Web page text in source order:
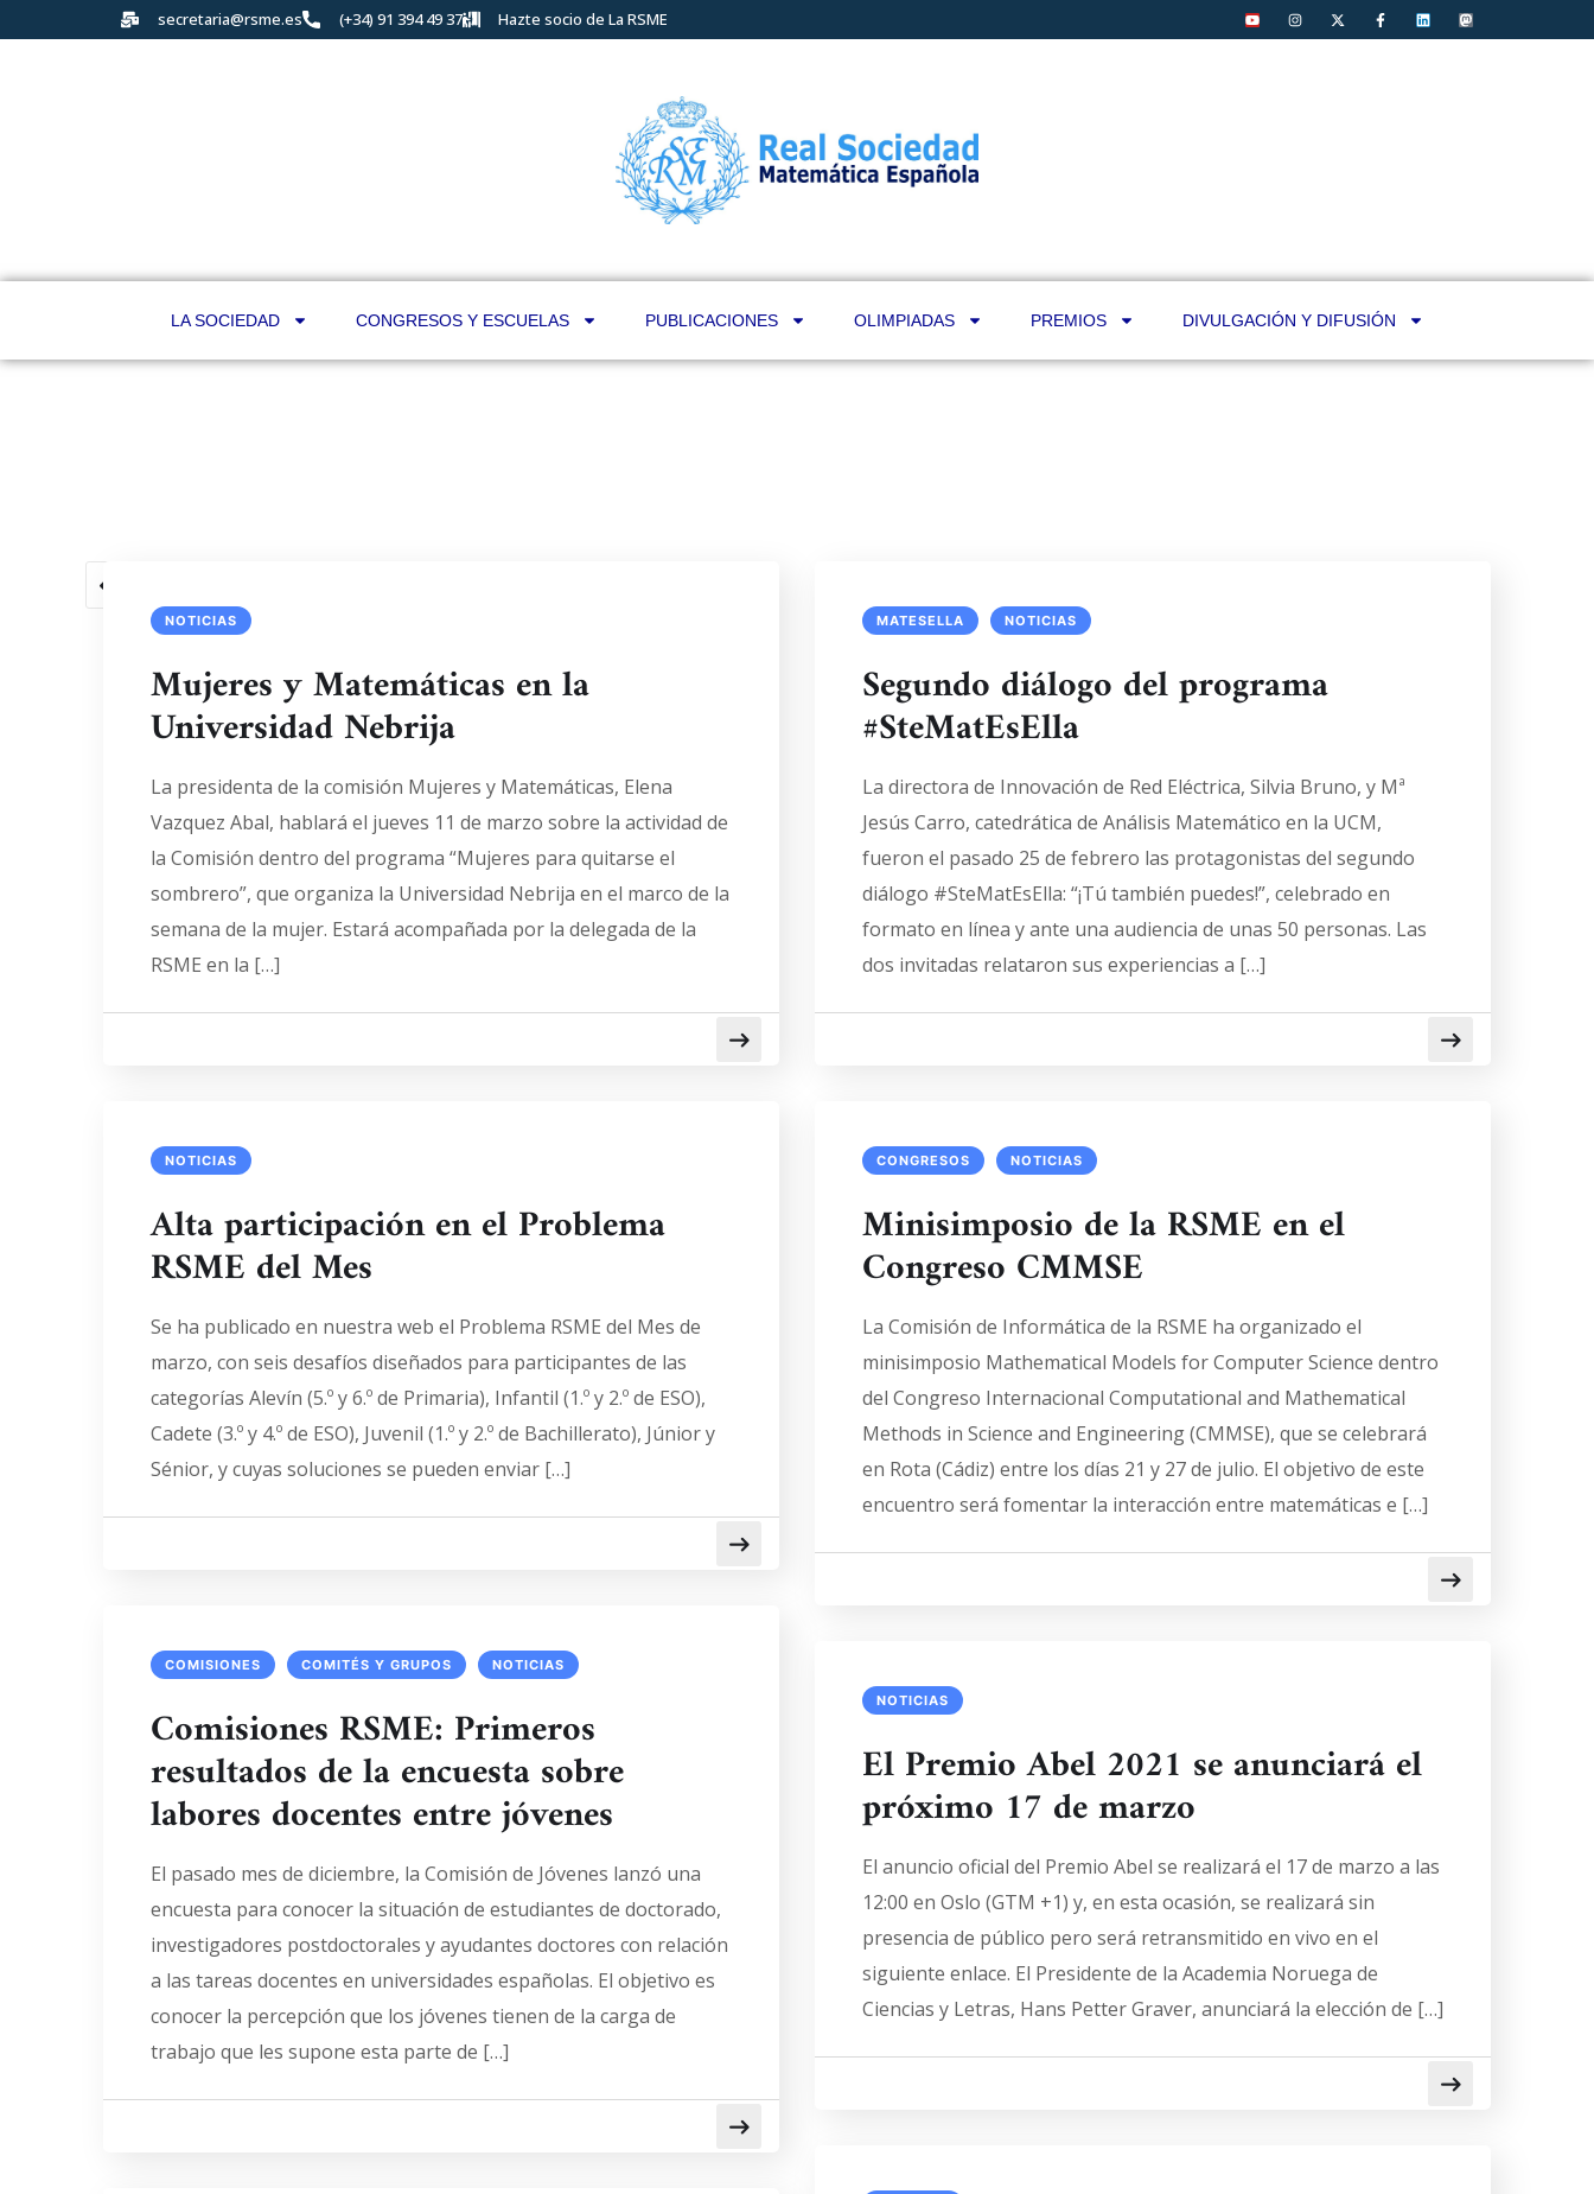
secretaria@rsme.es (+34) 91 394 49 37 Hazte socio de La RSME
LA SOCIEDAD CONGRESOS Y ESCUELAS PUBLICACIONES OLIMPIADAS PREMIOS DIVULGACIÓN Y DIFUSIÓN
NOTICIAS
Mujeres y Matemáticas en la
Universidad Nebrija
La presidenta de la comisión Mujeres y Matemáticas, Elena
Vazquez Abal, hablará el jueves 11 de marzo sobre la actividad de
la Comisión dentro del programa “Mujeres para quitarse el
sombrero”, que organiza la Universidad Nebrija en el marco de la
semana de la mujer. Estará acompañada por la delegada de la
RSME en la […]
MATESELLA NOTICIAS
Segundo diálogo del programa
#SteMatEsElla
La directora de Innovación de Red Eléctrica, Silvia Bruno, y Mª
Jesús Carro, catedrática de Análisis Matemático en la UCM,
fueron el pasado 25 de febrero las protagonistas del segundo
diálogo #SteMatEsElla: “¡Tú también puedes!”, celebrado en
formato en línea y ante una audiencia de unas 50 personas. Las
dos invitadas relataron sus experiencias a […]
NOTICIAS
Alta participación en el Problema
RSME del Mes
Se ha publicado en nuestra web el Problema RSME del Mes de
marzo, con seis desafíos diseñados para participantes de las
categorías Alevín (5.º y 6.º de Primaria), Infantil (1.º y 2.º de ESO),
Cadete (3.º y 4.º de ESO), Juvenil (1.º y 2.º de Bachillerato), Júnior y
Sénior, y cuyas soluciones se pueden enviar […]
CONGRESOS NOTICIAS
Minisimposio de la RSME en el
Congreso CMMSE
La Comisión de Informática de la RSME ha organizado el
minisimposio Mathematical Models for Computer Science dentro
del Congreso Internacional Computational and Mathematical
Methods in Science and Engineering (CMMSE), que se celebrará
en Rota (Cádiz) entre los días 21 y 27 de julio. El objetivo de este
encuentro será fomentar la interacción entre matemáticas e […]
COMISIONES COMITÉS Y GRUPOS NOTICIAS
Comisiones RSME: Primeros
resultados de la encuesta sobre
labores docentes entre jóvenes
El pasado mes de diciembre, la Comisión de Jóvenes lanzó una
encuesta para conocer la situación de estudiantes de doctorado,
investigadores postdoctorales y ayudantes doctores con relación
a las tareas docentes en universidades españolas. El objetivo es
conocer la percepción que los jóvenes tienen de la carga de
trabajo que les supone esta parte de […]
NOTICIAS
El Premio Abel 2021 se anunciará el
próximo 17 de marzo
El anuncio oficial del Premio Abel se realizará el 17 de marzo a las
12:00 en Oslo (GTM +1) y, en esta ocasión, se realizará sin
presencia de público pero será retransmitido en vivo en el
siguiente enlace. El Presidente de la Academia Noruega de
Ciencias y Letras, Hans Petter Graver, anunciará la elección de […]